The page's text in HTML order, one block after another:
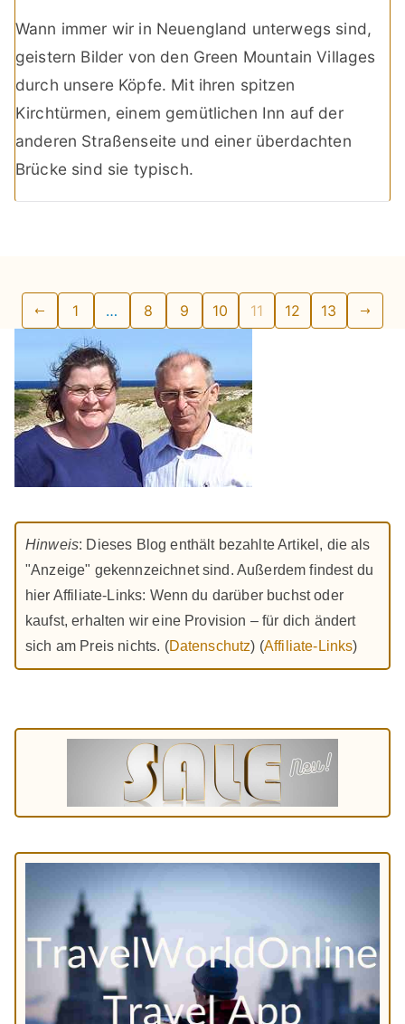
Wann immer wir in Neuengland unterwegs sind,
geistern Bilder von den Green Mountain Villages
durch unsere Köpfe. Mit ihren spitzen
Kirchtürmen, einem gemütlichen Inn auf der
anderen Straßenseite und einer überdachten
Brücke sind sie typisch.
Seitennummerierung
der
Beiträge
1 … 8 9 10 11 12 13
Hinweis: Dieses Blog enthält bezahlte Artikel, die als
"Anzeige" gekennzeichnet sind. Außerdem findest du
hier Affiliate-Links: Wenn du darüber buchst oder
kaufst, erhalten wir eine Provision – für dich ändert
sich am Preis nichts. (Datenschutz) (Affiliate-Links)